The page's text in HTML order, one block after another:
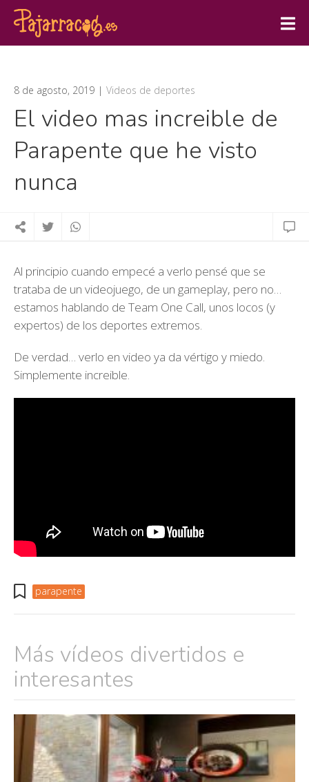
8 de agosto, 2019 Videos de deportes
El video mas increible de
Parapente que he visto
nunca
Al principio cuando empecé a verlo pensé que se
trataba de un videojuego, de un gameplay, pero no…
estamos hablando de Team One Call, unos locos (y
expertos) de los deportes extremos.
De verdad… verlo en video ya da vértigo y miedo.
Simplemente increible.
parapente
Más vídeos divertidos e
interesantes